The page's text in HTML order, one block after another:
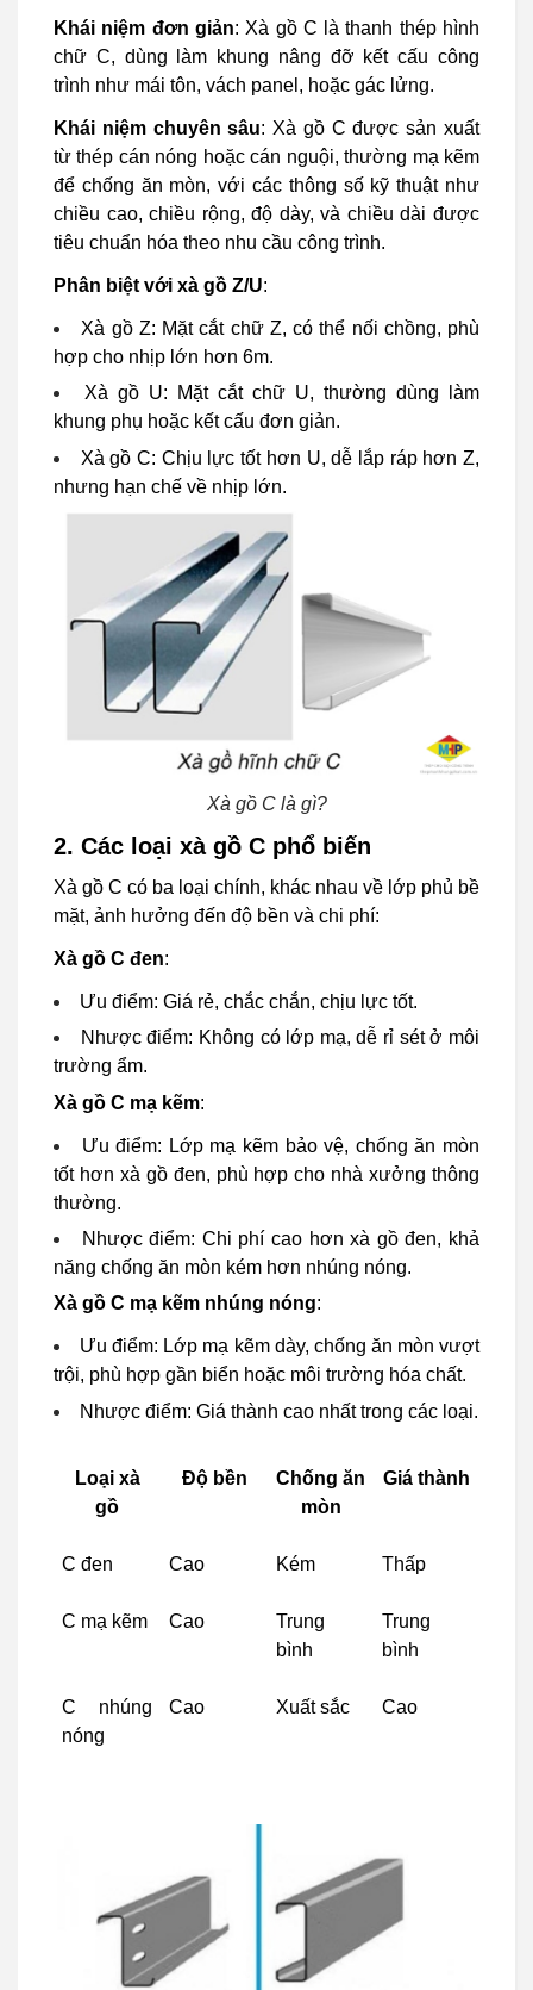
Khái niệm đơn giản: Xà gồ C là thanh thép hình
chữ C, dùng làm khung nâng đỡ kết cấu công
trình như mái tôn, vách panel, hoặc gác lửng.
Khái niệm chuyên sâu: Xà gồ C được sản xuất
từ thép cán nóng hoặc cán nguội, thường mạ kẽm
để chống ăn mòn, với các thông số kỹ thuật như
chiều cao, chiều rộng, độ dày, và chiều dài được
tiêu chuẩn hóa theo nhu cầu công trình.
Phân biệt với xà gồ Z/U:
Xà gồ Z: Mặt cắt chữ Z, có thể nối chồng, phù
hợp cho nhịp lớn hơn 6m.
Xà gồ U: Mặt cắt chữ U, thường dùng làm
khung phụ hoặc kết cấu đơn giản.
Xà gồ C: Chịu lực tốt hơn U, dễ lắp ráp hơn Z,
nhưng hạn chế về nhịp lớn.
Xà gồ C là gì?
2. Các loại xà gồ C phổ biến
Xà gồ C có ba loại chính, khác nhau về lớp phủ bề
mặt, ảnh hưởng đến độ bền và chi phí:
Xà gồ C đen:
Ưu điểm: Giá rẻ, chắc chắn, chịu lực tốt.
Nhược điểm: Không có lớp mạ, dễ rỉ sét ở môi
trường ẩm.
Xà gồ C mạ kẽm:
Ưu điểm: Lớp mạ kẽm bảo vệ, chống ăn mòn
tốt hơn xà gồ đen, phù hợp cho nhà xưởng thông
thường.
Nhược điểm: Chi phí cao hơn xà gồ đen, khả
năng chống ăn mòn kém hơn nhúng nóng.
Xà gồ C mạ kẽm nhúng nóng:
Ưu điểm: Lớp mạ kẽm dày, chống ăn mòn vượt
trội, phù hợp gần biển hoặc môi trường hóa chất.
Nhược điểm: Giá thành cao nhất trong các loại.
Loại xà
gồ
Độ bền
Chống ăn
mòn
Giá thành
C đen Cao Kém Thấp
C mạ kẽm Cao
Trung
bình
Trung
bình
C nhúng
nóng
Cao Xuất sắc Cao